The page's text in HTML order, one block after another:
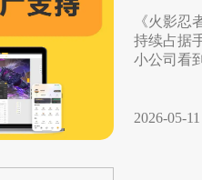
《火影
持续占据
小公司看
2026-05-11